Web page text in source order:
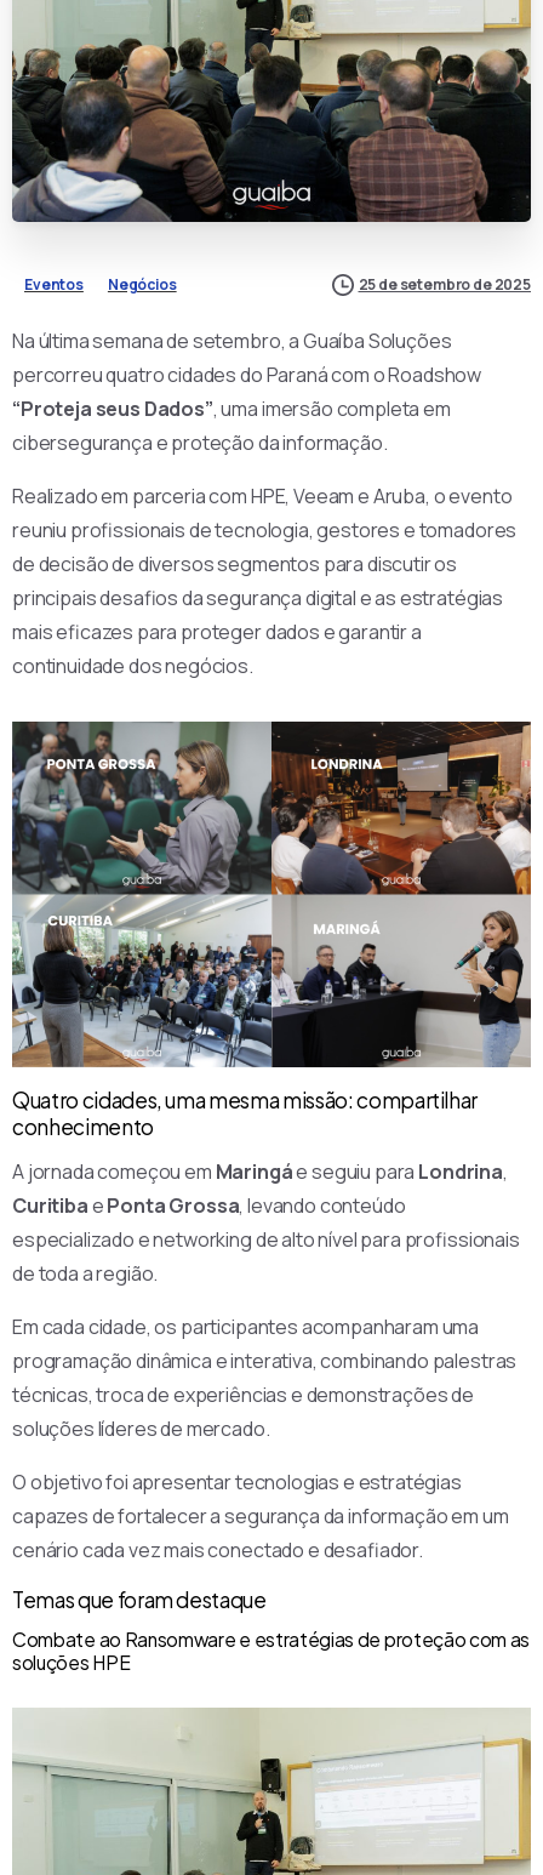
Eventos Negócios 25 de setembro de 2025
Na última semana de setembro, a Guaíba Soluções
percorreu quatro cidades do Paraná com o Roadshow
“Proteja seus Dados”, uma imersão completa em
cibersegurança e proteção da informação.
Realizado em parceria com HPE, Veeam e Aruba, o evento
reuniu profissionais de tecnologia, gestores e tomadores
de decisão de diversos segmentos para discutir os
principais desafios da segurança digital e as estratégias
mais eficazes para proteger dados e garantir a
continuidade dos negócios.
Quatro cidades, uma mesma missão: compartilhar
conhecimento
A jornada começou em Maringáe seguiu para Londrina,
CuritibaePonta Grossa, levando conteúdo
especializado e networking de alto nível para profissionais
de toda a região.
Em cada cidade, os participantes acompanharam uma
programação dinâmica e interativa, combinando palestras
técnicas, troca de experiências e demonstrações de
soluções líderes de mercado.
O objetivo foi apresentar tecnologias e estratégias
capazes de fortalecer a segurança da informação em um
cenário cada vez mais conectado e desafiador.
Temas que foram destaque
Combate ao Ransomware e estratégias de proteção com as
soluções HPE